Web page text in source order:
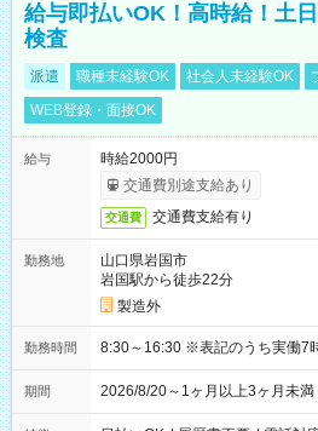
給与即払いOK！高時給！土
検査
派遣 職種未経験OK 社会人未経験OK
WEB登録・面接OK
給与
時給2000円
交通費別途支給あり
交通費 交通費支給有り
勤務地
山口県岩国市
岩国駅から徒歩22分
製造外
勤務時間 8:30～16:30 ※表記のうち
期間 2026/8/20～1ヶ月以上3ヶ月未満